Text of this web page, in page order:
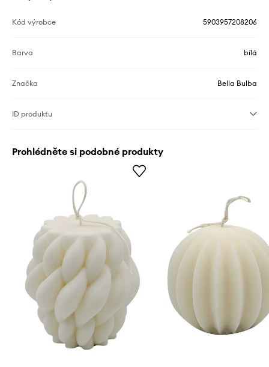
Kód výrobce 5903957208206
Barva bílá
Značka Bella Bulba
ID produktu
Prohlédněte si podobné produkty